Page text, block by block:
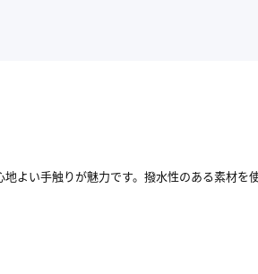
よい手触りが魅力です。撥水性のある素材を